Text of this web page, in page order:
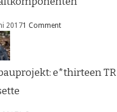
20171 Comment
e*thirteen